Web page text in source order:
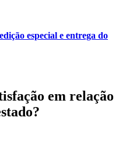
especial e entrega do
em relação